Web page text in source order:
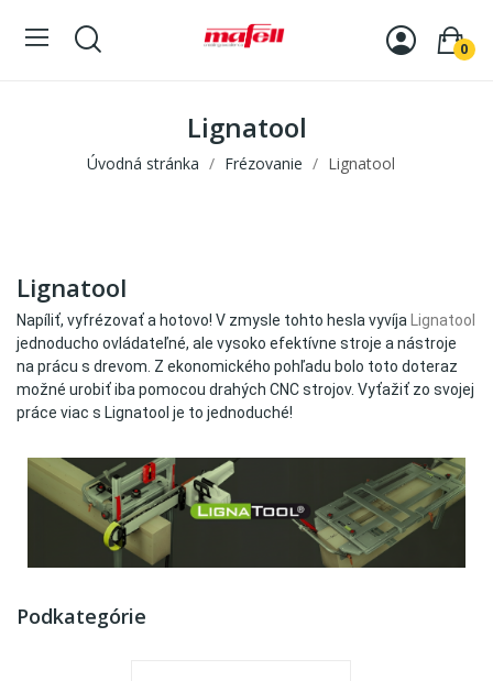
0
Lignatool
Úvodná stránka Frézovanie Lignatool
Lignatool
Napíliť, vyfrézovať a hotovo! V zmysle tohto hesla vyvíja
Lignatool
jednoducho ovládateľné, ale vysoko efektívne stroje a nástroje
na prácu s drevom. Z ekonomického pohľadu bolo toto doteraz
možné urobiť iba pomocou drahých CNC strojov. Vyťažiť zo svojej
práce viac s Lignatool je to jednoduché!
Podkategórie